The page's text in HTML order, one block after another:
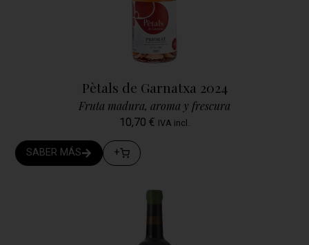
Pètals de Garnatxa 2024
Fruta madura, aroma y frescura
10,70 € IVA incl.
SABER MÁS +